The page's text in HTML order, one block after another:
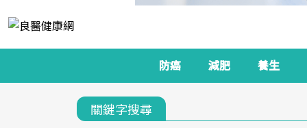
防癌 減肥 養生
關鍵字搜尋